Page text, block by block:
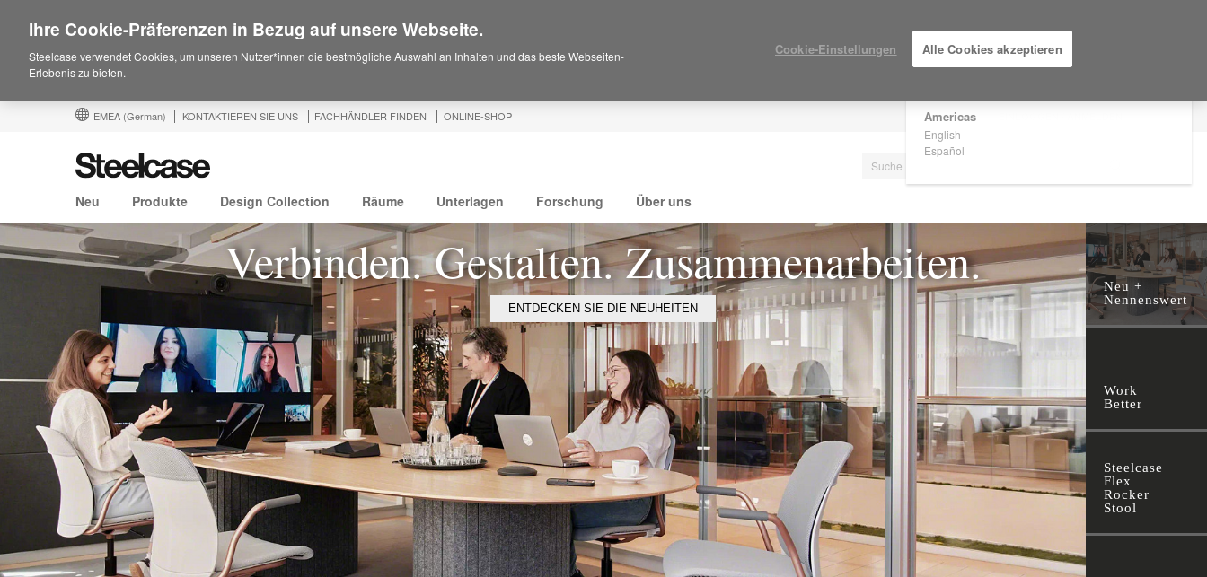
Are you in United States?
Americas
English
Español
EMEA (German) KONTAKTIEREN SIE UNS FACHHÄNDLER FINDEN ONLINE-SHOP
Neu Produkte Design Collection Räume Unterlagen Forschung Über uns
Neu +
Nennenswert
Work
Better
Steelcase
Flex
Rocker
Stool
Verbinden. Gestalten. Zusammenarbeiten.
ENTDECKEN SIE DIE NEUHEITEN
Ihre Cookie-Präferenzen in Bezug auf unsere Webseite.
Steelcase verwendet Cookies, um unseren Nutzer*innen die bestmögliche Auswahl an Inhalten und das beste Webseiten-
Erlebenis zu bieten.
Cookie-Einstellungen Alle Cookies akzeptieren